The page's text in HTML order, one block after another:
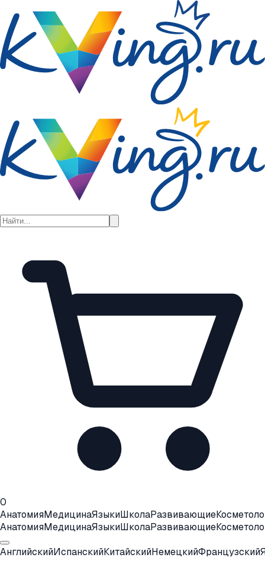
0
АнатомияМедицинаЯзыкиШколаРазвивающие
АнатомияМедицинаЯзыкиШколаРазвивающие
АнглийскийИспанскийКитайскийНемецкийФранцузский